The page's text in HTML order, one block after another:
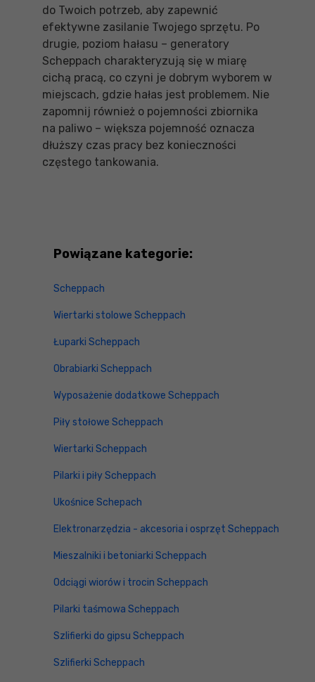
do Twoich potrzeb, aby zapewnić
efektywne zasilanie Twojego sprzętu. Po
drugie, poziom hałasu – generatory
Scheppach charakteryzują się w miarę
cichą pracą, co czyni je dobrym wyborem w
miejscach, gdzie hałas jest problemem. Nie
zapomnij również o pojemności zbiornika
na paliwo – większa pojemność oznacza
dłuższy czas pracy bez konieczności
częstego tankowania.
Powiązane kategorie:
Scheppach
Wiertarki stolowe Scheppach
Łuparki Scheppach
Obrabiarki Scheppach
Wyposażenie dodatkowe Scheppach
Piły stołowe Scheppach
Wiertarki Scheppach
Pilarki i piły Scheppach
Ukośnice Schepach
Elektronarzędzia - akcesoria i osprzęt Scheppach
Mieszalniki i betoniarki Scheppach
Odciągi wiorów i trocin Scheppach
Pilarki taśmowa Scheppach
Szlifierki do gipsu Scheppach
Szlifierki Scheppach